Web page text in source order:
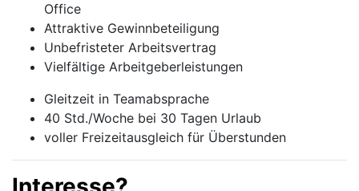
Office
Attraktive Gewinnbeteiligung
Unbefristeter Arbeitsvertrag
Vielfältige Arbeitgeberleistungen
Gleitzeit in Teamabsprache
40 Std./Woche bei 30 Tagen Urlaub
voller Freizeitausgleich für Überstunden